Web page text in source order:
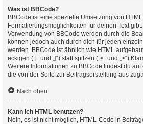
Was ist BBCode?
BBCode ist eine spezielle Umsetzung von
Formatierungsmöglichkeiten für deinen Text
Verwendung von BBCode werden durch die
können jedoch auch durch dich für jeden
werden. BBCode ist ähnlich wie HTML
eckigen („[“ und „]“) statt spitzen („<“ und „>“)
Weitere Informationen zu BBCode findest du
die von der Seite zur Beitragserstellung aus
Nach oben
Kann ich HTML benutzen?
Nein, es ist nicht möglich, HTML-Code in